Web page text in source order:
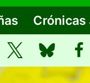
Crónicas